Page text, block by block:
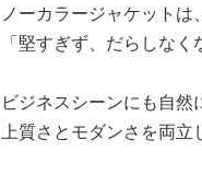
ノーカラージャケットは、
「堅すぎず、だらしなく
ビジネスシーンにも自然
上質さとモダンさを両立